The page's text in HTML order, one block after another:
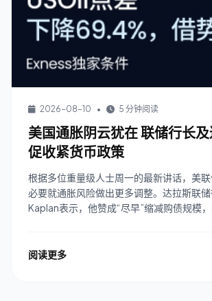
2026-08-10 • 5 分钟阅读
美国通胀阴云犹在 联储行长
促收紧货币政策
根据多位重量级人士周一的最新讲话，美
必要就通胀风险做出更多调整。达拉斯联
Kaplan表示，他赞成“尽早”缩减购债规模，
阅读更多